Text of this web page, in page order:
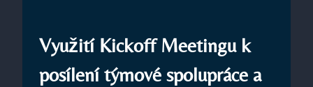
Využití Kickoff Meetingu k
posílení týmové spolupráce a